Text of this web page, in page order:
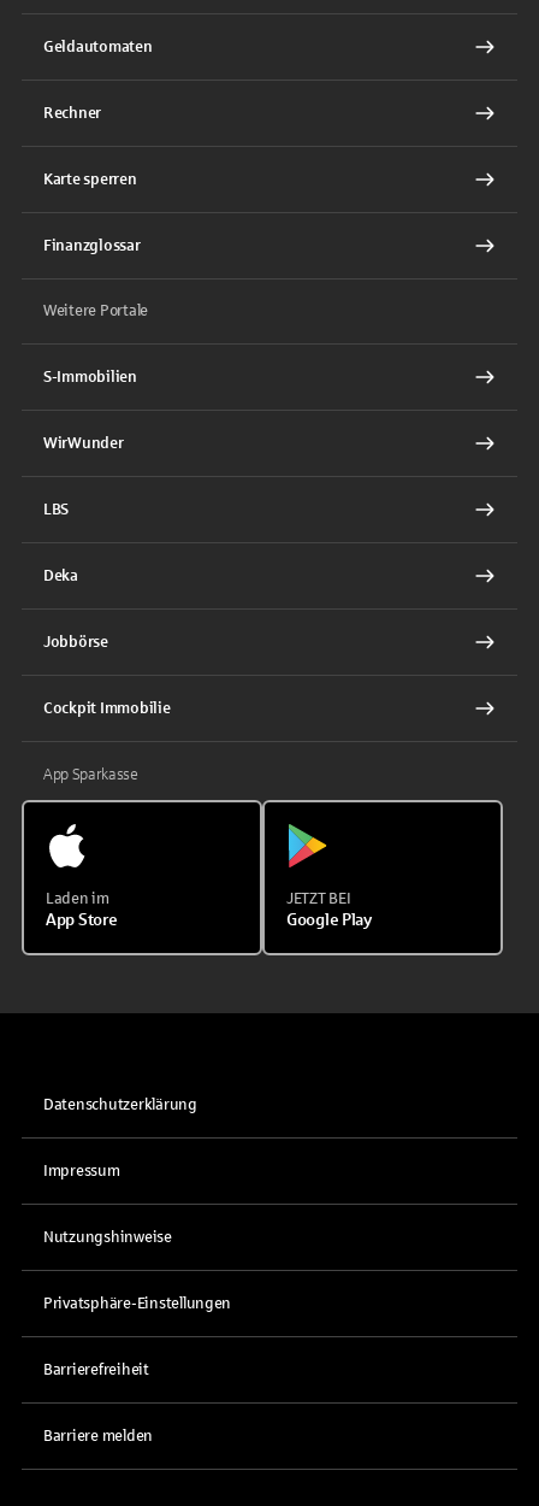
Geldautomaten
Rechner
Karte sperren
Finanzglossar
Weitere Portale
S-Immobilien
WirWunder
LBS
Deka
Jobbörse
Cockpit Immobilie
App Sparkasse
Laden im
App Store
JETZT BEI
Google Play
Datenschutzerklärung
Impressum
Nutzungshinweise
Privatsphäre-Einstellungen
Barrierefreiheit
Barriere melden